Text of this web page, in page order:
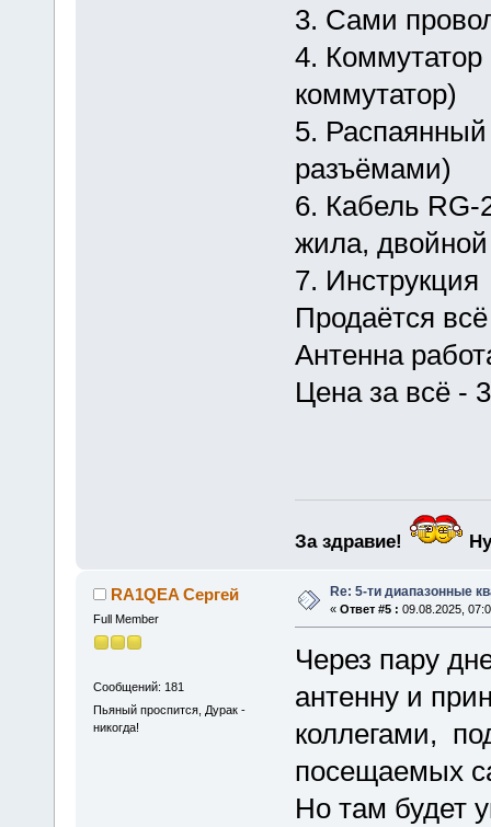
3. Сами
4. Коммутатор
коммутатор)
5.
разъёмами)
6. Кабель RG-
жила,
7. Инструкция
Продаётся
Антенна
Цена за всё -
За здравие!
RA1QEA Сергей
Full Member
Сообщений: 181
Пьяный проспится, Дурак -
никогда!
Re: 5-ти диапазонные
« Ответ #5 : 09.08.2025,
Через пару
антенну и
коллегами,
посещаемых
Но там будет